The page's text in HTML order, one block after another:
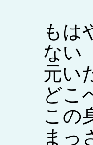
もは
ない
元い
どこ
この
まっ